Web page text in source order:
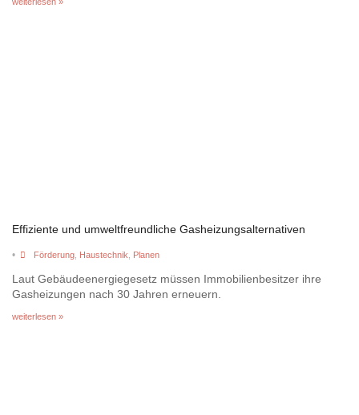
Effiziente und umweltfreundliche Gasheizungsalternativen
• Förderung, Haustechnik Planen
Laut Gebäudeenergiegesetz müssen Immobilienbesitzer ihre
Gasheizungen nach 30 Jahren erneuern.
weiterlesen »